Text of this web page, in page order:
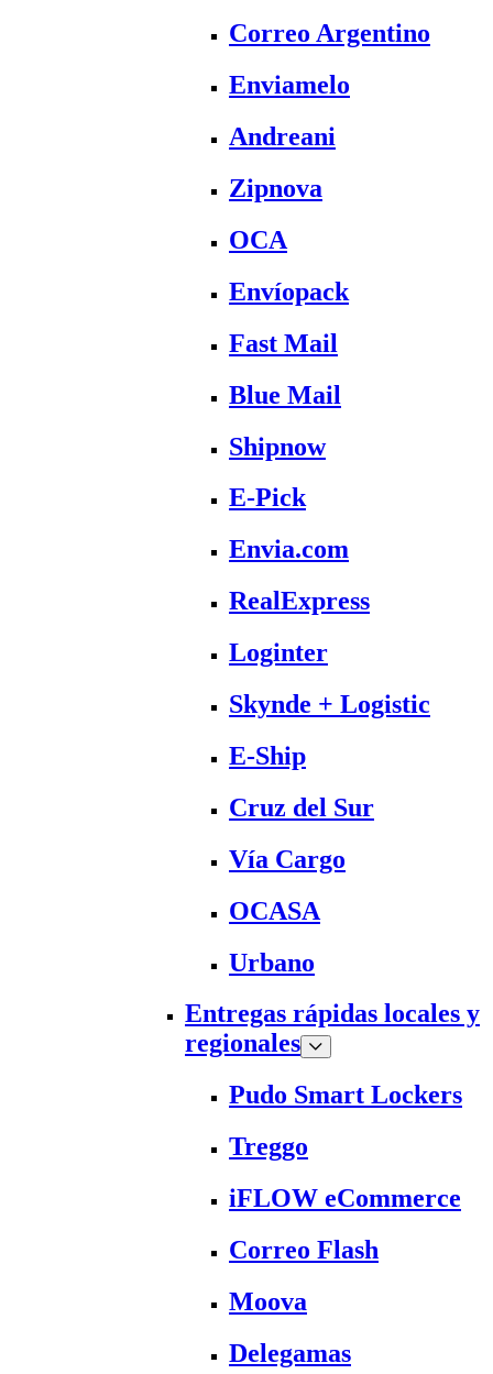
Correo Argentino
Enviamelo
Andreani
Zipnova
OCA
Envíopack
Fast Mail
Blue Mail
Shipnow
E-Pick
Envia.com
RealExpress
Loginter
Skynde + Logistic
E-Ship
Cruz del Sur
Vía Cargo
OCASA
Urbano
Entregas rápidas locales y
regionales
Pudo Smart Lockers
Treggo
iFLOW eCommerce
Correo Flash
Moova
Delegamas